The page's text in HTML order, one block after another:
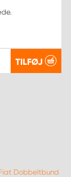
TILFØJ
Dobbeltbund